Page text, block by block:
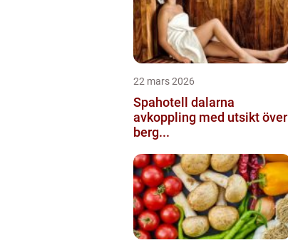
22 mars 2026
Spahotell dalarna
avkoppling med utsikt över
berg...